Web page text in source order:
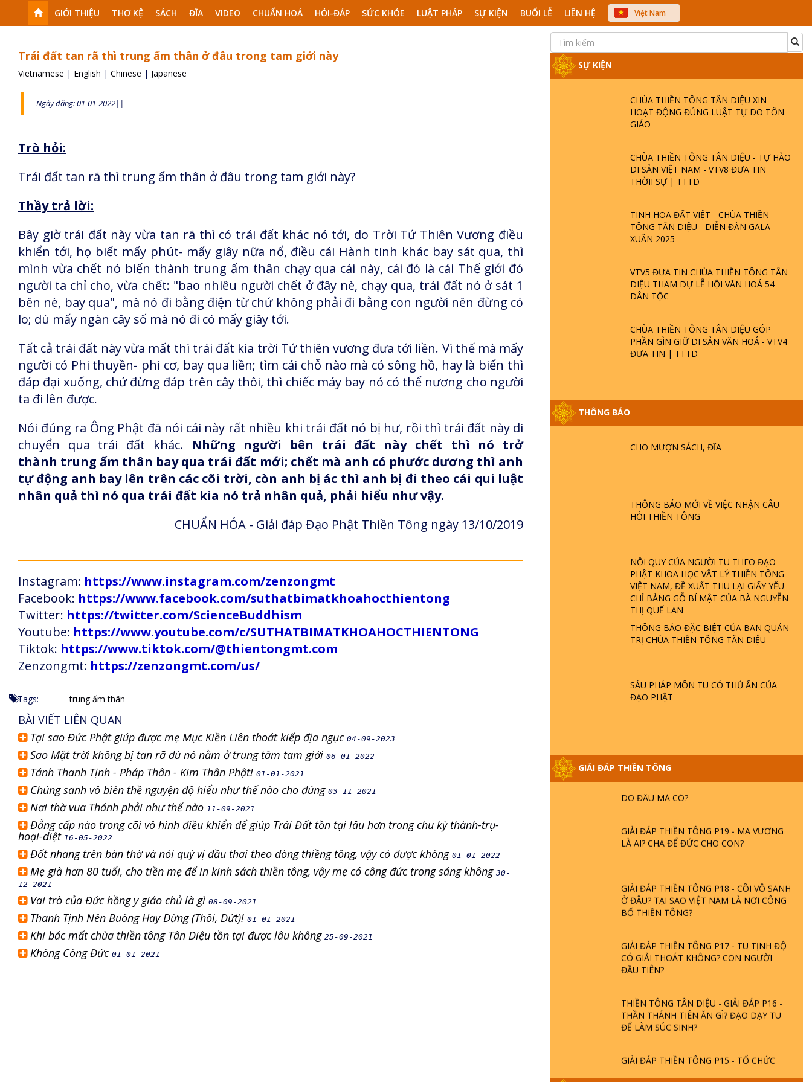
GIỚI THIỆU THƠ KỆ SÁCH ĐĨA VIDEO CHUẨN HOÁ HỎI-ĐÁP SỨC KHỎE LUẬT PHÁP SỰ KIỆN BUỔI LỄ LIÊN HỆ
Việt Nam
中文
Trái đất tan rã thì trung ấm thân ở đâu trong tam giới này
Vietnamese | English | Chinese | Japanese
Ngày đăng: 01-01-2022||
Trò hỏi:
Trái đất tan rã thì trung ấm thân ở đâu trong tam giới này?
Thầy trả lời:
Bây giờ trái đất này vừa tan rã thì có trái đất khác nó tới, do Trời Tứ Thiên Vương điều
khiển tới, họ biết mấy phút- mấy giây nữa nổ, điều cái Hành tinh khác bay sát qua, thì
mình vừa chết nó biến thành trung ấm thân chạy qua cái này, cái đó là cái Thế giới đó
người ta chỉ cho, vừa chết: "bao nhiêu người chết ở đây nè, chạy qua, trái đất nó ở sát 1
bên nè, bay qua", mà nó đi bằng điện từ chứ không phải đi bằng con người nên đừng có
lo; dù mấy ngàn cây số mà nó đi có mấy giây tới.
Tất cả trái đất này vừa mất thì trái đất kia trời Tứ thiên vương đưa tới liền. Vì thế mà mấy
người có Phi thuyền- phi cơ, bay qua liền; tìm cái chỗ nào mà có sông hồ, hay là biển thì
đáp đại xuống, chứ đừng đáp trên cây thôi, thì chiếc máy bay nó có thể nương cho người
ta đi lên được.
Nói đúng ra Ông Phật đã nói cái này rất nhiều khi trái đất nó bị hư, rồi thì trái đất này di
chuyển qua trái đất khác. Những người bên trái đất này chết thì nó trở
thành trung ấm thân bay qua trái đất mới; chết mà anh có phước dương thì anh
tự động anh bay lên trên các cõi trời, còn anh bị ác thì anh bị đi theo cái qui luật
nhân quả thì nó qua trái đất kia nó trả nhân quả, phải hiểu như vậy.
CHUẨN HÓA - Giải đáp Đạo Phật Thiền Tông ngày 13/10/2019
Instagram: https://www.instagram.com/zenzongmt
Facebook: https://www.facebook.com/suthatbimatkhoahocthientong
Twitter: https://twitter.com/ScienceBuddhism
Youtube: https://www.youtube.com/c/SUTHATBIMATKHOAHOCTHIENTONG
Tiktok: https://www.tiktok.com/@thientongmt.com
Zenzongmt: https://zenzongmt.com/us/
Tags: trung ấm thân
BÀI VIẾT LIÊN QUAN
Tại sao Đức Phật giúp được mẹ Mục Kiền Liên thoát kiếp địa ngục 04-09-2023
Sao Mặt trời không bị tan rã dù nó nằm ở trung tâm tam giới 06-01-2022
Tánh Thanh Tịnh - Pháp Thân - Kim Thân Phật! 01-01-2021
Chúng sanh vô biên thề nguyện độ hiểu như thế nào cho đúng 03-11-2021
Nơi thờ vua Thánh phải như thế nào 11-09-2021
Đẳng cấp nào trong cõi vô hình điều khiển để giúp Trái Đất tồn tại lâu hơn trong chu kỳ thành-trụ-
hoại-diệt 16-05-2022
Đốt nhang trên bàn thờ và nói quý vị đầu thai theo dòng thiềng tông, vậy có được không 01-01-2022
Mẹ già hơn 80 tuổi, cho tiền mẹ để in kinh sách thiền tông, vậy mẹ có công đức trong sáng không 30-
12-2021
Vai trò của Đức hồng y giáo chủ là gì 08-09-2021
Thanh Tịnh Nên Buông Hay Dừng (Thôi, Dứt)! 01-01-2021
Khi bác mất chùa thiền tông Tân Diệu tồn tại được lâu không 25-09-2021
Không Công Đức 01-01-2021
SỰ KIỆN
CHÙA THIỀN TÔNG TÂN DIỆU XIN
HOẠT ĐỘNG ĐÚNG LUẬT TỰ DO TÔN
GIÁO
CHÙA THIỀN TÔNG TÂN DIỆU - TỰ HÀO
DI SẢN VIỆT NAM - VTV8 ĐƯA TIN
THỜII SỰ | TTTD
TINH HOA ĐẤT VIỆT - CHÙA THIỀN
TÔNG TÂN DIỆU - DIỄN ĐÀN GALA
XUÂN 2025
VTV5 ĐƯA TIN CHÙA THIỀN TÔNG TÂN
DIỆU THAM DỰ LỄ HỘI VĂN HOÁ 54
DÂN TỘC
CHÙA THIỀN TÔNG TÂN DIỆU GÓP
PHẦN GÌN GIỮ DI SẢN VĂN HOÁ - VTV4
ĐƯA TIN | TTTD
THÔNG BÁO
CHO MƯỢN SÁCH, ĐĨA
THÔNG BÁO MỚI VỀ VIỆC NHẬN CÂU
HỎI THIỀN TÔNG
NỘI QUY CỦA NGƯỜI TU THEO ĐẠO
PHẬT KHOA HỌC VẬT LÝ THIỀN TÔNG
VIỆT NAM, ĐỀ XUẤT THU LẠI GIẤY YẾU
CHỈ BẢNG GỖ BÍ MẬT CỦA BÀ NGUYỄN
THỊ QUẾ LAN
THÔNG BÁO ĐẶC BIỆT CỦA BAN QUẢN
TRỊ CHÙA THIỀN TÔNG TÂN DIỆU
SÁU PHÁP MÔN TU CÓ THỦ ẤN CỦA
ĐẠO PHẬT
GIẢI ĐÁP THIỀN TÔNG
HỘI GÌ? TỬ VÌ ĐẠO
PHẬT GIỚI CÓ THỜI GIAN KHÔNG? |
TTTD
LÀ AI? QUỶ SA TĂNG? | TTTD
GIẢI ĐÁP THIỀN TÔNG ĐẶC BIỆT P22 - TẠI
SAO TRÁI ĐẤT NHIỀU THIÊN TAI - LŨ LỤT
- HỎA HOẠN | TTTD
GIẢI ĐÁP THIỀN TÔNG ĐẶC BIỆT PHẦN 20
GIẢI ĐÁP THIỀN TÔNG P19 - MA VƯƠNG
LÀ AI? CHA ĐỂ ĐỨC CHO CON?
GIẢI ĐÁP THIỀN TÔNG P18 - CÕI VÔ SANH
Ở ĐÂU? TẠI SAO VIỆT NAM LÀ NƠI CÔNG
BỐ THIỀN TÔNG?
GIẢI ĐÁP THIỀN TÔNG P17 - TU TỊNH ĐỘ
CÓ GIẢI THOÁT KHÔNG? CON NGƯỜI
ĐẦU TIÊN?
THIỀN TÔNG TÂN DIỆU - GIẢI ĐÁP P16 -
THẦN THÁNH TIÊN ĂN GÌ? ĐẠO DẠY TU
ĐỂ LÀM SÚC SINH?
GIẢI ĐÁP THIỀN TÔNG P15 - TỔ CHỨC
LOÀI CÔ HỒN - GIÁO LÝ ĐẠO PHẬT KHI
NÀO XUẤT BẢN